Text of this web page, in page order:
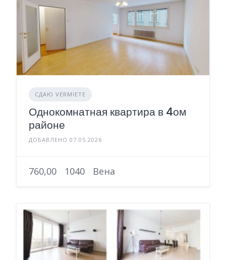
СДАЮ VERMIETE
Однокомнатная квартира в 4ом
районе
ДОБАВЛЕНО 07.05.2026
760,00 1040 Вена